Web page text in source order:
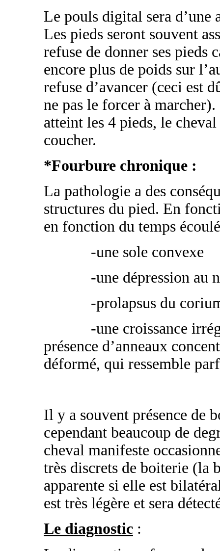
Le pouls digital sera d’une
Les pieds seront souvent
refuse de donner ses pieds
encore plus de poids sur
refuse d’avancer (ceci est
ne pas le forcer à
atteint les 4 pieds, le
coucher.
*Fourbure chronique :
La pathologie a des
structures du pied. En
en fonction du temps
-une sole convexe
-une dépression au
-prolapsus du
-une croissance
présence d’anneaux
déformé, qui ressemble
Il y a souvent présence de
cependant beaucoup de
cheval manifeste
très discrets de boiterie (la
apparente si elle est
est très légère et sera
Le diagnostic :